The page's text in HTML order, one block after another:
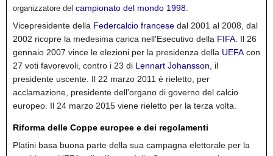
organizzatore del campionato del mondo 1998
Vicepresidente della Federcalcio francese dal 2001 al 2008, dal
2002 ricopre la medesima carica nell'Esecutivo della FIFA Il 26
gennaio 2007 vince le elezioni per la presidenza della UEFA con
27 voti favorevoli, contro i 23 di Lennart Johansson , il
presidente uscente. Il 22 marzo 2011 è rieletto, per
acclamazione, presidente dell'organo di governo del calcio
europeo. Il 24 marzo 2015 viene rieletto per la terza volta.
Riforma delle Coppe europee e dei regolamenti
Platini basa buona parte della sua campagna elettorale per la